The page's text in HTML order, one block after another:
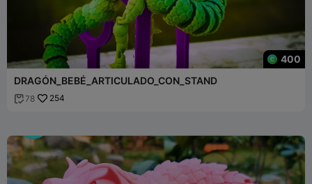
400
DRAGÓN_BEBÉ_ARTICULADO_CON_STAND
 78 254